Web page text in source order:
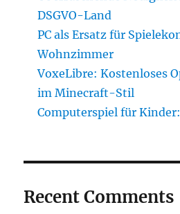
DSGVO-Land
PC als Ersatz für
Wohnzimmer
VoxeLibre: Kostenloses
im Minecraft-Stil
Computerspiel für
Recent Comments